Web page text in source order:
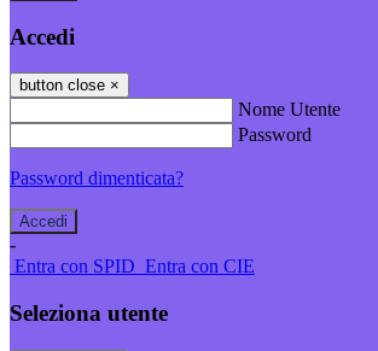
Accedi
button close ×
Nome Utente
Password
Password dimenticata?
-
Entra con SPID Entra con CIE
Seleziona utente